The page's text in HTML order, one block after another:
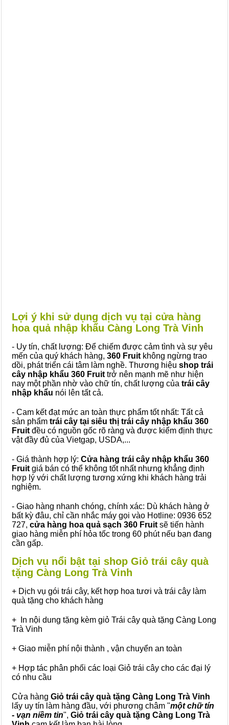
Lợi ý khi sử dụng dịch vụ tại cửa hàng
hoa quả nhập khẩu Càng Long Trà Vinh
- Uy tín, chất lượng: Để chiếm được cảm tình và sự yêu
mến của quý khách hàng, 360 Fruit không ngừng trao
dồi, phát triển cái tâm làm nghề. Thương hiệu shop trái
cây nhập khẩu 360 Fruit trở nên mạnh mẽ như hiện
nay một phần nhờ vào chữ tín, chất lượng của trái cây
nhập khẩu nói lên tất cả.
- Cam kết đạt mức an toàn thực phẩm tốt nhất: Tất cả
sản phẩm trái cây tại siêu thị trái cây nhập khẩu 360
Fruit đều có nguồn gốc rõ ràng và được kiểm định thực
vật đầy đủ của Vietgap, USDA,...
- Giá thành hợp lý: Cửa hàng trái cây nhập khẩu 360
Fruit giá bán có thể không tốt nhất nhưng khẳng định
hợp lý với chất lượng tương xứng khi khách hàng trải
nghiệm.
- Giao hàng nhanh chóng, chính xác: Dù khách hàng ở
bất kỳ đâu, chỉ cần nhắc máy gọi vào Hotline: 0936 652
727, cửa hàng hoa quả sạch 360 Fruit sẽ tiến hành
giao hàng miễn phí hỏa tốc trong 60 phút nếu bạn đang
cần gấp.
Dịch vụ nổi bật tại shop Giỏ trái cây quà
tặng Càng Long Trà Vinh
+ Dịch vụ gói trái cây, kết hợp hoa tươi và trái cây làm
quà tặng cho khách hàng
+ In nội dung tặng kèm giỏ Trái cây quà tặng Càng Long
Trà Vinh
+ Giao miễn phí nội thành , vận chuyển an toàn
+ Hợp tác phân phối các loại Giỏ trái cây cho các đại lý
có nhu cầu
Cửa hàng Giỏ trái cây quà tặng Càng Long Trà Vinh
lấy uy tín làm hàng đầu, với phương châm "một chữ tín
- vạn niềm tin", Giỏ trái cây quà tặng Càng Long Trà